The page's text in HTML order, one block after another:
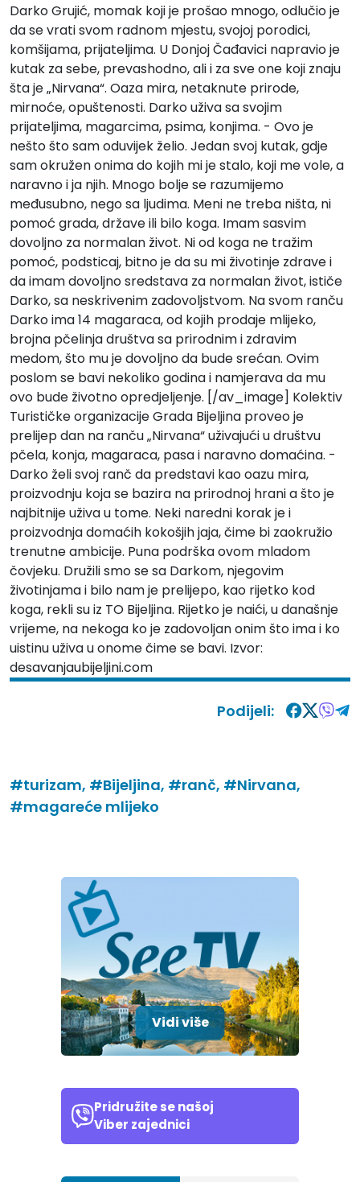
Darko Grujić, momak koji je prošao mnogo, odlučio je
da se vrati svom radnom mjestu, svojoj porodici,
komšijama, prijateljima. U Donjoj Čađavici napravio je
kutak za sebe, prevashodno, ali i za sve one koji znaju
šta je „Nirvana“. Oaza mira, netaknute prirode,
mirnoće, opuštenosti. Darko uživa sa svojim
prijateljima, magarcima, psima, konjima. - Ovo je
nešto što sam oduvijek želio. Jedan svoj kutak, gdje
sam okružen onima do kojih mi je stalo, koji me vole, a
naravno i ja njih. Mnogo bolje se razumijemo
međusubno, nego sa ljudima. Meni ne treba ništa, ni
pomoć grada, države ili bilo koga. Imam sasvim
dovoljno za normalan život. Ni od koga ne tražim
pomoć, podsticaj, bitno je da su mi životinje zdrave i
da imam dovoljno sredstava za normalan život, ističe
Darko, sa neskrivenim zadovoljstvom. Na svom ranču
Darko ima 14 magaraca, od kojih prodaje mlijeko,
brojna pčelinja društva sa prirodnim i zdravim
medom, što mu je dovoljno da bude srećan. Ovim
poslom se bavi nekoliko godina i namjerava da mu
ovo bude životno opredjeljenje. [/av_image] Kolektiv
Turističke organizacije Grada Bijeljina proveo je
prelijep dan na ranču „Nirvana“ uživajući u društvu
pčela, konja, magaraca, pasa i naravno domaćina. -
Darko želi svoj ranč da predstavi kao oazu mira,
proizvodnju koja se bazira na prirodnoj hrani a što je
najbitnije uživa u tome. Neki naredni korak je i
proizvodnja domaćih kokošjih jaja, čime bi zaokružio
trenutne ambicije. Puna podrška ovom mladom
čovjeku. Družili smo se sa Darkom, njegovim
životinjama i bilo nam je prelijepo, kao rijetko kod
koga, rekli su iz TO Bijeljina. Rijetko je naići, u današnje
vrijeme, na nekoga ko je zadovoljan onim što ima i ko
uistinu uživa u onome čime se bavi. Izvor:
desavanjaubijeljini.com
Podijeli:
#turizam, #Bijeljina, #ranč, #Nirvana,
#magareće mlijeko
Vidi više
Pridružite se našoj
Viber zajednici